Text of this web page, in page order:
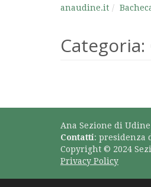
anaudine.it
Categoria:
Ana Sezione di Udine
Contatti: presidenza
Copyright © 2024
Privacy Policy